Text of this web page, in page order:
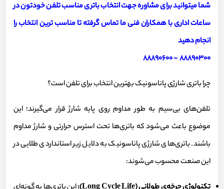
شما میتوانید برای مشاوره جهت انتخاب باتری مناسب تلفن خودتون در
ساعات اداری با همکاران فنی ما تماس گرفته تا مناسب ترین انتخاب را
انجام دهید
88890300 - 88890600
چرا باتری شارژی پاناسونیک بهترین انتخاب برای تلفن است؟
تلفن‌های بی‌سیم به طور مداوم روی پایه شارژ قرار می‌گیرند؛ این
موضوع باعث می‌شود که باتری‌ها تحت استرس حرارتی و شارژ مداوم
باشند. باتری‌های شارژی پاناسونیک به دلایل زیر استانداردی طلایی در
این صنعت محسوب می‌شوند: